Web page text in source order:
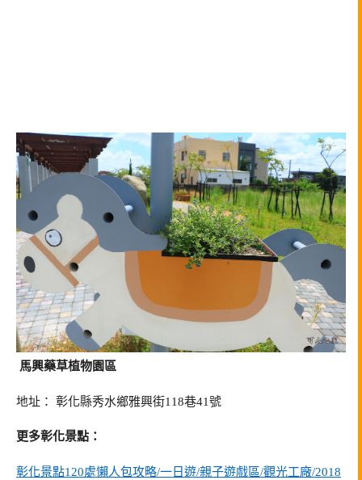
馬興藥草植物園區
地址： 彰化縣秀水鄉雅興街118巷41號
更多彰化景點：
彰化景點120處懶人包攻略/一日遊/親子遊戲區/觀光工廠/2018